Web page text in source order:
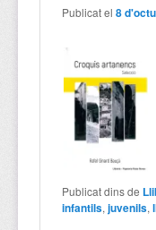
Publicat el8
Publicat dins de
infantils,juvenils,